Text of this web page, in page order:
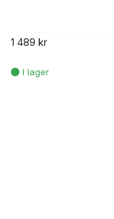
1 489 kr